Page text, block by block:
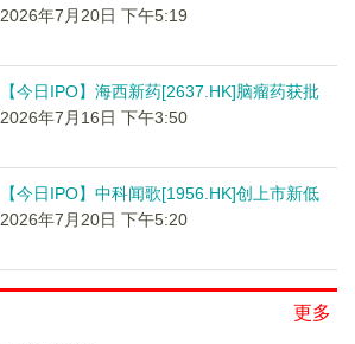
2026年7月20日 下午5:19
【今日IPO】海西新药[2637.HK]脑瘤药获批
2026年7月16日 下午3:50
【今日IPO】中科闻歌[1956.HK]创上市新低
2026年7月20日 下午5:20
更多